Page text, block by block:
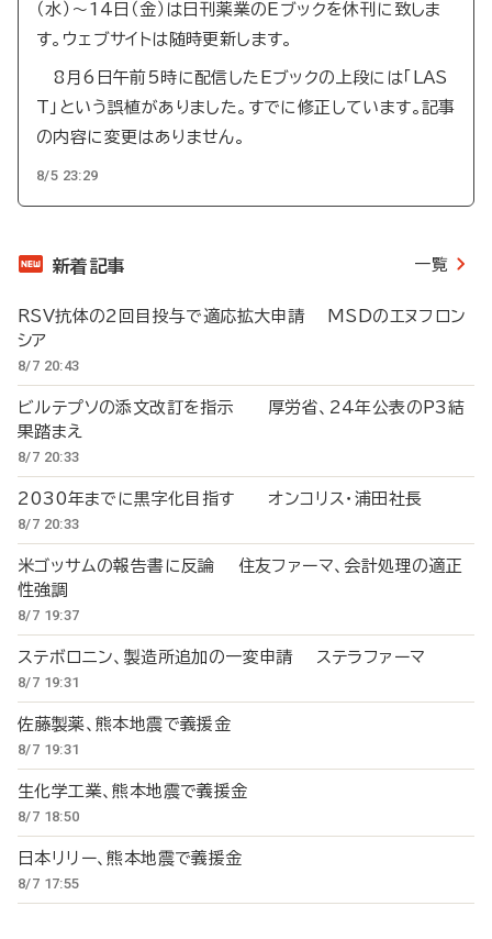
（水）～14日（金）は日刊薬業のEブックを休刊に致しま
す。ウェブサイトは随時更新します。
8月6日午前5時に配信したEブックの上段には「LAS
T」という誤植がありました。すでに修正しています。記事
の内容に変更はありません。
8/5 23:29
新着記事 一覧
RSV抗体の2回目投与で適応拡大申請 MSDのエヌフロン
シア
8/7 20:43
ビルテプソの添文改訂を指示 厚労省、24年公表のP3結
果踏まえ
8/7 20:33
2030年までに黒字化目指す オンコリス・浦田社長
8/7 20:33
米ゴッサムの報告書に反論 住友ファーマ、会計処理の適正
性強調
8/7 19:37
ステボロニン、製造所追加の一変申請 ステラファーマ
8/7 19:31
佐藤製薬、熊本地震で義援金
8/7 19:31
生化学工業、熊本地震で義援金
8/7 18:50
日本リリー、熊本地震で義援金
8/7 17:55